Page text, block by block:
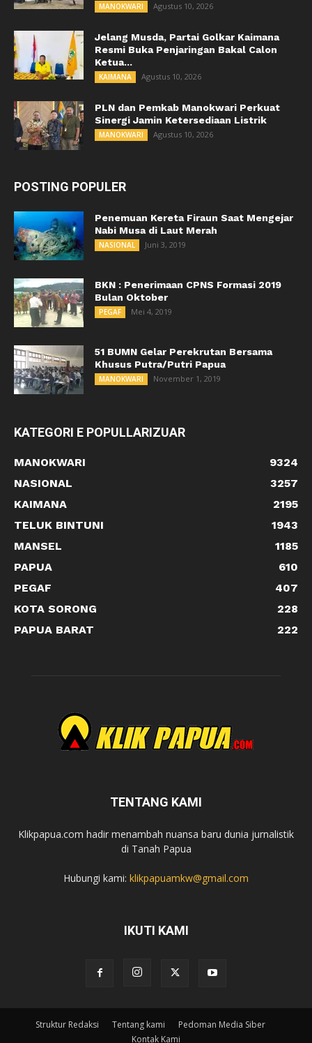
MANOKWARI Agustus 10, 2026
Jelang Musda, Partai Golkar Kaimana
Resmi Buka Penjaringan Bakal Calon
Ketua...
KAIMANA Agustus 10, 2026
PLN dan Pemkab Manokwari Perkuat
Sinergi Jamin Ketersediaan Listrik
MANOKWARI Agustus 10, 2026
POSTING POPULER
Penemuan Kereta Firaun Saat Mengejar
Nabi Musa di Laut Merah
NASIONAL Juni 3, 2019
BKN : Penerimaan CPNS Formasi 2019
Bulan Oktober
PEGAF Mei 4, 2019
51 BUMN Gelar Perekrutan Bersama
Khusus Putra/Putri Papua
MANOKWARI November 1, 2019
KATEGORI E POPULLARIZUAR
MANOKWARI
9324
NASIONAL
3257
KAIMANA
2195
TELUK BINTUNI
1943
MANSEL
1185
PAPUA
610
PEGAF
407
KOTA SORONG
228
PAPUA BARAT
222
TENTANG KAMI
Klikpapua.com hadir menambah nuansa baru dunia jurnalistik
di Tanah Papua
Hubungi kami: klikpapuamkw@gmail.com
IKUTI KAMI
Struktur Redaksi Tentang kami
Pedoman Media Siber
Kontak Kami